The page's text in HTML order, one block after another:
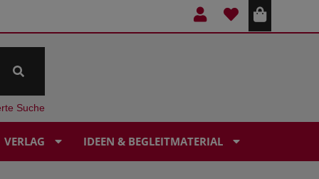
Suche
VERLAG IDEEN & BEGLEITMATERIAL